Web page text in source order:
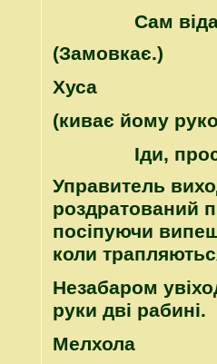
Сам
(Замовкає.)
Хуса
(киває йому
Іди,
Управитель
роздратований
посіпуючи
коли
Незабаром
руки дві рабині.
Mелхола